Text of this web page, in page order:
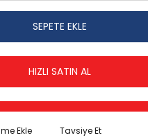
SEPETE EKLE
HIZLI SATIN AL
Tavsiye Et